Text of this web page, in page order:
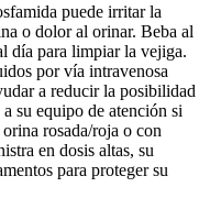
puede irritar la
o dolor al orinar. Beba al
día para limpiar la vejiga.
por vía intravenosa
a reducir la posibilidad
su equipo de atención si
rosada/roja o con
en dosis altas, su
para proteger su